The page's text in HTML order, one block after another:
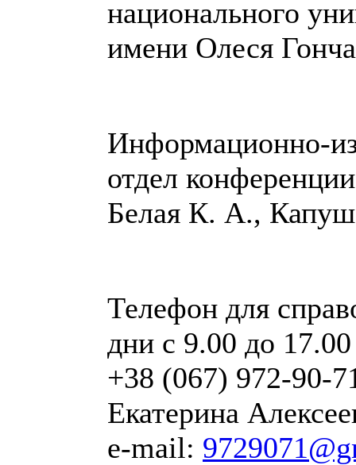
национального
имени Олеся
Информационно-
отдел
Белая К. А.,
Телефон для
дни с 9.00 до 17.00
+38 (067) 972-90-
Екатерина
е-mail: